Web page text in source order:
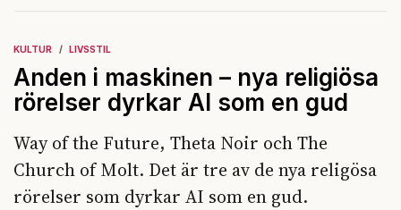
KULTUR LIVSSTIL
Anden i maskinen – nya religiösa
rörelser dyrkar AI som en gud
Way of the Future, Theta Noir och The
Church of Molt. Det är tre av de nya religösa
rörelser som dyrkar AI som en gud.